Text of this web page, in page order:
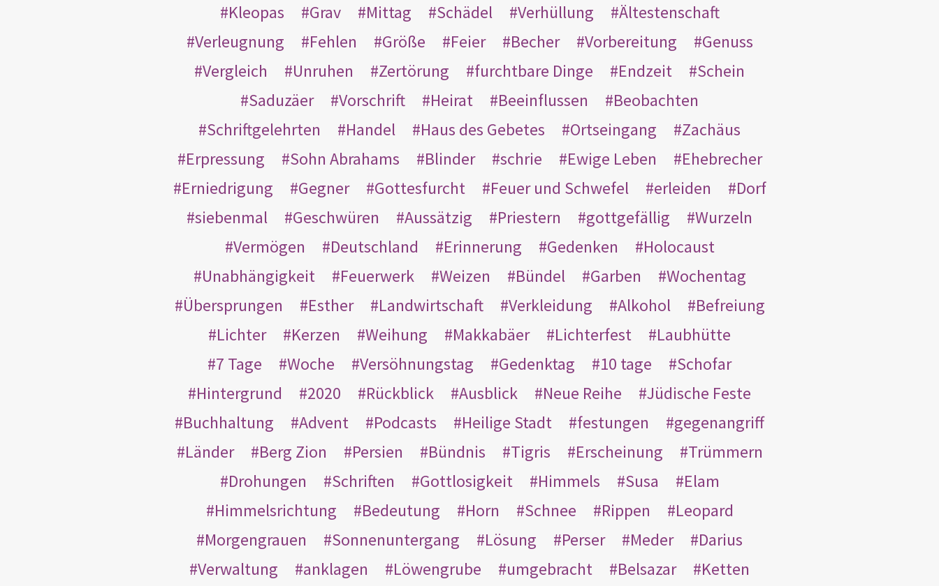
Kleopas
Grav Mittag Schädel Verhüllung
Ältestenschaft
Verleugnung
Fehlen Größe Feier Becher Vorbereitung
Genuss
Vergleich
Unruhen Zertörung furchtbare Dinge Endzeit
Schein
Saduzäer
Vorschrift Heirat Beeinflussen
Beobachten
Schriftgelehrten
Handel Haus des Gebetes Ortseingang
Zachäus
Erpressung
Sohn Abrahams Blinder schrie Ewige Leben
Ehebrecher
Erniedrigung
Gegner Gottesfurcht Feuer und Schwefel erleiden
Dorf
siebenmal
Geschwüren Aussätzig Priestern gottgefällig
Wurzeln
Vermögen
Deutschland Erinnerung Gedenken
Holocaust
Unabhängigkeit
Feuerwerk Weizen Bündel Garben
Wochentag
Übersprungen
Esther Landwirtschaft Verkleidung Alkohol
Befreiung
Lichter
Kerzen Weihung Makkabäer Lichterfest
Laubhütte
7 Tage
Woche Versöhnungstag Gedenktag 10 tage
Schofar
Hintergrund
2020 Rückblick Ausblick Neue Reihe
Jüdische Feste
Buchhaltung
Advent Podcasts Heilige Stadt festungen
gegenangriff
Länder
Berg Zion Persien Bündnis Tigris Erscheinung
Trümmern
Drohungen
Schriften Gottlosigkeit Himmels Susa
Elam
Himmelsrichtung
Bedeutung Horn Schnee Rippen
Leopard
Morgengrauen
Sonnenuntergang Lösung Perser Meder
Darius
Verwaltung
anklagen Löwengrube umgebracht Belsazar
Ketten